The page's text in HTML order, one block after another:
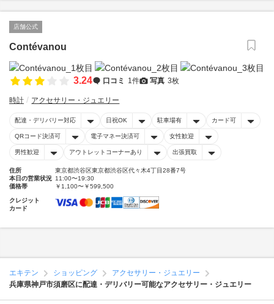
店舗公式
Contévanou
3.24 口コミ 1件 写真 3枚
時計 アクセサリー・ジュエリー
配達・デリバリー対応 日祝OK 駐車場有 カード可
QRコード決済可 電子マネー決済可 女性歓迎
男性歓迎 アウトレットコーナーあり 出張買取
住所
東京都渋谷区東京都渋谷区代々木4丁目28番7号
本日の営業状況 11:00〜19:30
価格帯
￥1,100〜￥599,500
クレジット
カード
エキテン ショッピング
アクセサリー・ジュエリー
兵庫県神戸市須磨区に配達・デリバリー可能なアクセサリー・ジュエリー